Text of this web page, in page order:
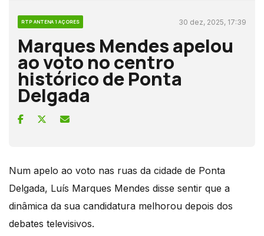
RTP ANTENA 1 AÇORES 30 dez, 2025, 17:39
Marques Mendes apelou
ao voto no centro
histórico de Ponta
Delgada
Num apelo ao voto nas ruas da cidade de Ponta
Delgada, Luís Marques Mendes disse sentir que a
dinâmica da sua candidatura melhorou depois dos
debates televisivos.